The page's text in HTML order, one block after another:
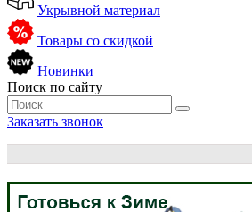
Укрывной материал
Товары со скидкой
Новинки
Поиск по сайту
Заказать звонок